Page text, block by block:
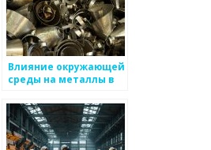
Влияние окружающей
среды на металлы в